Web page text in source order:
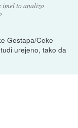
imel to analizo
Gestapa/Ceke
urejeno, tako da